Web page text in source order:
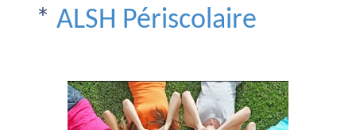
* ALSH Périscolaire